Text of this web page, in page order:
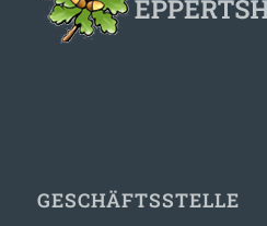
GESCHÄFTSSTELLE